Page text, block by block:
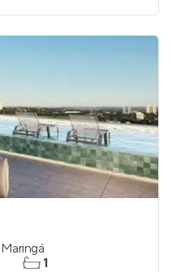
Maringá
1